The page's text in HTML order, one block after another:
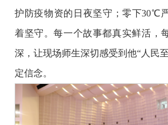
护防疫物资的日夜坚守；零下30℃
着坚守。每一个故事都真实鲜活，
深，让现场师生深切感受到他“人民
定信念。